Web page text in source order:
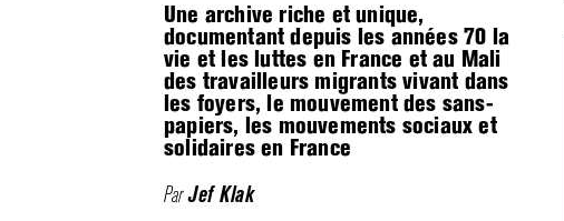
Une archive riche et unique,
documentant depuis les années 70 la
vie et les luttes en France et au Mali
des travailleurs migrants vivant dans
les foyers, le mouvement des sans-
papiers, les mouvements sociaux et
solidaires en France
ParJef Klak